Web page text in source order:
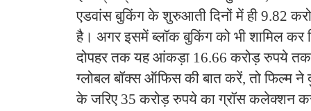
एडवांस बुकिंग के शुरुआती दिनों में ही 9.82
है। अगर इसमें ब्लॉक बुकिंग को भी शामिल कर
दोपहर तक यह आंकड़ा 16.66 करोड़ रुपये तक
ग्लोबल बॉक्स ऑफिस की बात करें, तो फिल्म ने
के जरिए 35 करोड़ रुपये का ग्रॉस कलेक्शन